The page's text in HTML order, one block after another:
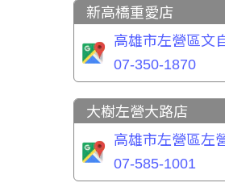
新高橋重愛店
高雄市左營區文
07-350-1870
大樹左營大路店
高雄市左營區左
07-585-1001